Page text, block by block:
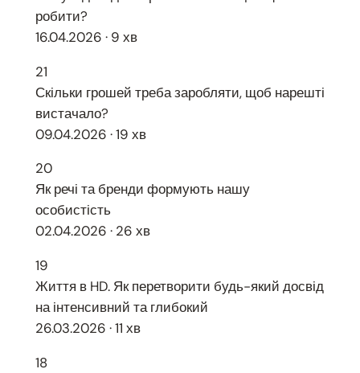
робити?
16.04.2026 · 9 хв
21
Скільки грошей треба заробляти, щоб нарешті
вистачало?
09.04.2026 · 19 хв
20
Як речі та бренди формують нашу
особистість
02.04.2026 · 26 хв
19
Життя в HD. Як перетворити будь-який досвід
на інтенсивний та глибокий
26.03.2026 · 11 хв
18